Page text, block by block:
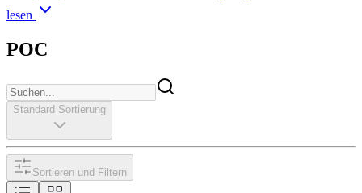
lesen
POC
Standard Sortierung
Sortieren und Filtern